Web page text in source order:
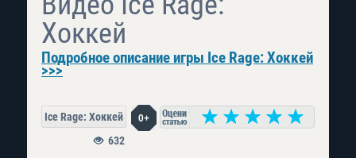
Хоккей
Подробное описание игры Ice Rage: Хоккей
>>>
Ice Rage: Хоккей 0+
632